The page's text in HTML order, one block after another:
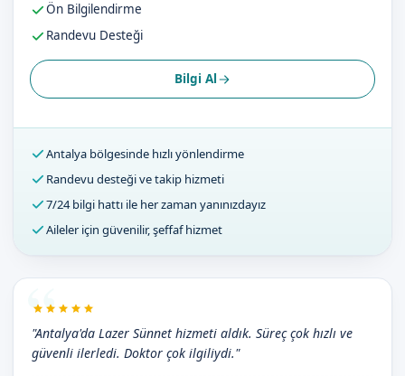
Ön Bilgilendirme
Randevu Desteği
Bilgi Al
Antalya bölgesinde hızlı yönlendirme
Randevu desteği ve takip hizmeti
7/24 bilgi hattı ile her zaman yanınızdayız
Aileler için güvenilir, şeffaf hizmet
"Antalya'da Lazer Sünnet hizmeti aldık. Süreç çok hızlı ve
güvenli ilerledi. Doktor çok ilgiliydi."